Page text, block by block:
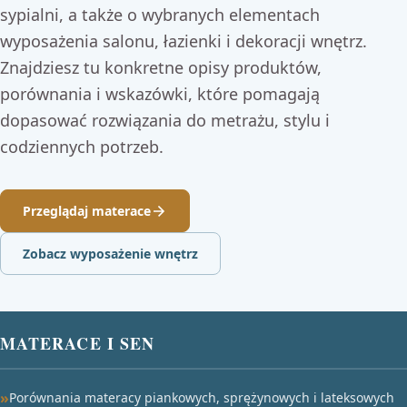
sypialni, a także o wybranych elementach
wyposażenia salonu, łazienki i dekoracji wnętrz.
Znajdziesz tu konkretne opisy produktów,
porównania i wskazówki, które pomagają
dopasować rozwiązania do metrażu, stylu i
codziennych potrzeb.
Przeglądaj materace
Zobacz wyposażenie wnętrz
MATERACE I SEN
Porównania materacy piankowych, sprężynowych i lateksowych